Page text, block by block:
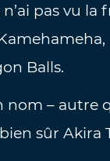
pas vu
Balls.
nom – autre
sûr Akira